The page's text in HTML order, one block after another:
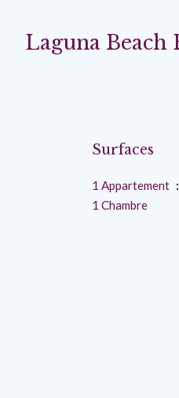
Laguna Beach
Surfaces
1 Appartement
1 Chambre